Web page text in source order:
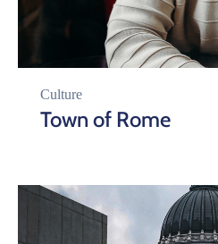
Culture
Town of Rome